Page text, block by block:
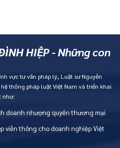
HIỆP - Những con
vực tư vấn pháp lý, Luật sư Nguyễn
thống pháp luật Việt Nam và triển khai
như:
doanh nhượng quyền thương mại
viễn thông cho doanh nghiệp Việt